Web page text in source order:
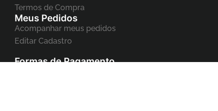
Termos de Compra
Meus Pedidos
Acompanhar meus pedidos
Editar Cadastro
Formas de Pagamento